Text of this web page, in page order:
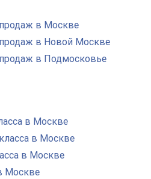
в Москве
в Новой Москве
в Подмосковье
в Москве
в Москве
в Москве
Москве